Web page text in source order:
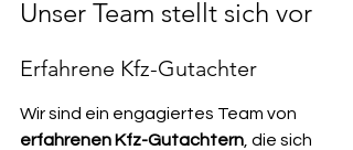
Unser Team stellt sich vor
Erfahrene Kfz-Gutachter
Wir sind ein engagiertes Team von
erfahrenen Kfz-Gutachtern , die sich